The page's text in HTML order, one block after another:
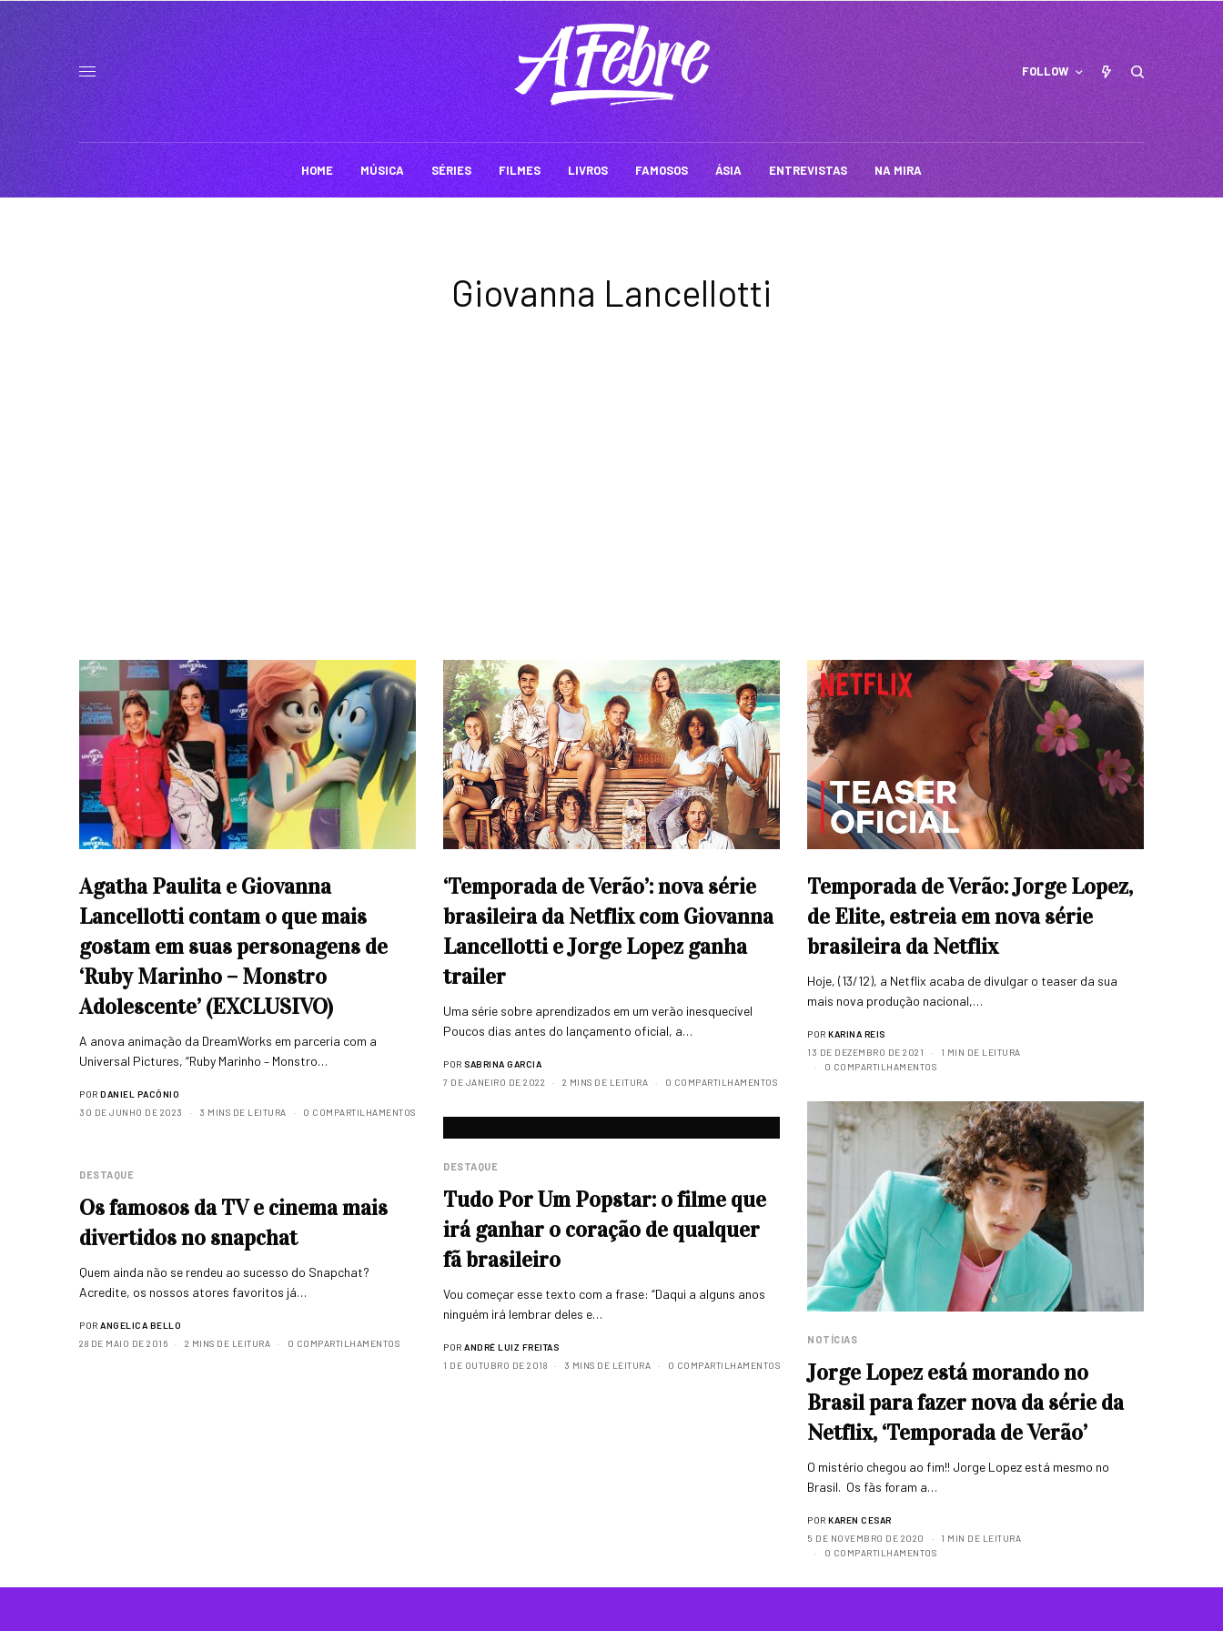
FOLLOW
HOME MÚSICA SÉRIES FILMES LIVROS FAMOSOS ÁSIA ENTREVISTAS NA MIRA
Giovanna Lancellotti
Agatha Paulita e Giovanna
Lancellotti contam o que mais
gostam em suas personagens de
‘Ruby Marinho – Monstro
Adolescente’ (EXCLUSIVO)
A anova animação da DreamWorks em parceria com a
Universal Pictures, “Ruby Marinho – Monstro…
POR DANIEL PACÔNIO
30 DE JUNHO DE 2023
3 MINS DE LEITURA 0 COMPARTILHAMENTOS
‘Temporada de Verão’: nova série
brasileira da Netflix com Giovanna
Lancellotti e Jorge Lopez ganha
trailer
Uma série sobre aprendizados em um verão inesquecível
Poucos dias antes do lançamento oficial, a…
POR SABRINA GARCIA
7 DE JANEIRO DE 2022
2 MINS DE LEITURA 0 COMPARTILHAMENTOS
Temporada de Verão: Jorge Lopez,
de Elite, estreia em nova série
brasileira da Netflix
Hoje, (13/12), a Netflix acaba de divulgar o teaser da sua
mais nova produção nacional,…
POR KARINA REIS
13 DE DEZEMBRO DE 2021
1 MIN DE LEITURA
0 COMPARTILHAMENTOS
NOTÍCIAS
Jorge Lopez está morando no
Brasil para fazer nova da série da
Netflix, ‘Temporada de Verão’
O mistério chegou ao fim!! Jorge Lopez está mesmo no
Brasil. Os fãs foram a…
POR KAREN CESAR
5 DE NOVEMBRO DE 2020
1 MIN DE LEITURA
0 COMPARTILHAMENTOS
DESTAQUE
Tudo Por Um Popstar: o filme que
irá ganhar o coração de qualquer
fã brasileiro
Vou começar esse texto com a frase: “Daqui a alguns anos
ninguém irá lembrar deles e…
POR ANDRÉ LUIZ FREITAS
1 DE OUTUBRO DE 2018
3 MINS DE LEITURA 0 COMPARTILHAMENTOS
DESTAQUE
Os famosos da TV e cinema mais
divertidos no snapchat
Quem ainda não se rendeu ao sucesso do Snapchat?
Acredite, os nossos atores favoritos já…
POR ANGELICA BELLO
28 DE MAIO DE 2016
2 MINS DE LEITURA 0 COMPARTILHAMENTOS